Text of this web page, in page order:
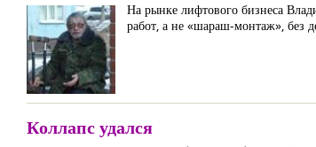
На рынке лифтового бизнеса
работ, а не «шараш-монтаж», без
Коллапс удался